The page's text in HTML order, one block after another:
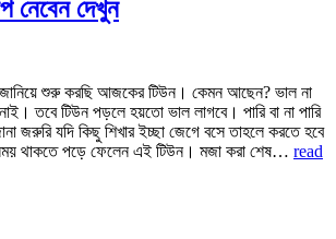
নেবেন দেখুন
জানিয়ে শুরু করছি আজকের টিউন। কেমন আছেন? ভাল না
তবে টিউন পড়লে হয়তো ভাল লাগবে। পারি বা না পারি
জরুরি যদি কিছু শিখার ইচ্ছা জেগে বসে তাহলে করতে হবে
থাকতে পড়ে ফেলেন এই টিউন। মজা করা শেষ… read